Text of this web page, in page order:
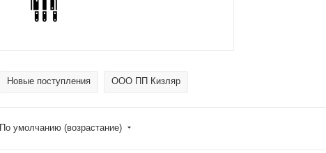
Новые поступления ООО ПП Кизляр
По умолчанию (возрастание)